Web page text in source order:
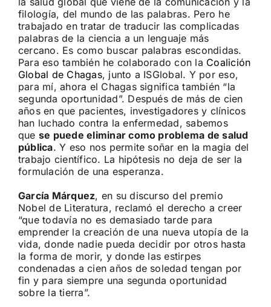
filología, del mundo de las palabras. Pero he
trabajado en tratar de traducir las complicadas
palabras de la ciencia a un lenguaje más
cercano. Es como buscar palabras escondidas.
Para eso también he colaborado con la Coalición
Global de Chagas, junto a ISGlobal. Y por eso,
para mí, ahora el Chagas significa también “la
segunda oportunidad”. Después de más de cien
años en que pacientes, investigadores y clínicos
han luchado contra la enfermedad, sabemos
que se puede eliminar como problema de salud
pública. Y eso nos permite soñar en la magia del
trabajo científico. La hipótesis no deja de ser la
formulación de una esperanza.
García Márquez, en su discurso del premio
Nobel de Literatura, reclamó el derecho a creer
“que todavía no es demasiado tarde para
emprender la creación de una nueva utopía de la
vida, donde nadie pueda decidir por otros hasta
la forma de morir, y donde las estirpes
condenadas a cien años de soledad tengan por
fin y para siempre una segunda oportunidad
sobre la tierra”.